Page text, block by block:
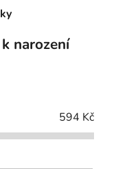
narození
594 Kč